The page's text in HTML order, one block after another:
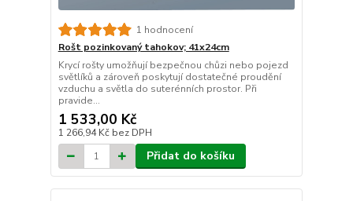
1 hodnocení
Rošt pozinkovaný tahokov; 41x24cm
Krycí rošty umožňují bezpečnou chůzi nebo pojezd
světlíků a zároveň poskytují dostatečné proudění
vzduchu a světla do suterénních prostor. Při
pravide...
1 533,00 Kč
1 266,94 Kč bez DPH
Přidat do košíku